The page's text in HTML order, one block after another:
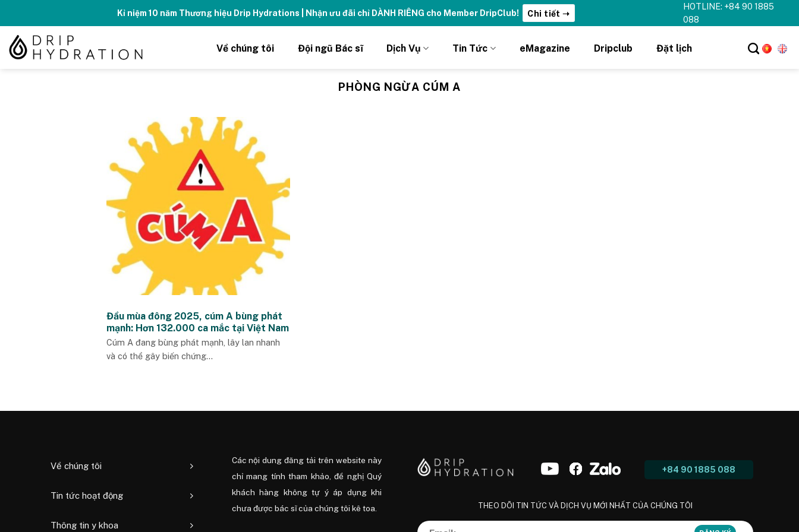
content
Kỉ niệm 10 năm Thương hiệu Drip Hydrations | Nhận ưu đãi chỉ DÀNH RIÊNG cho Member DripClub! Chi tiết ➝
HOTLINE: +84 90 1885
088
Về chúng tôi Đội ngũ Bác sĩ Dịch Vụ Tin Tức eMagazine Dripclub Đặt lịch
PHÒNG NGỪA CÚM A
Đầu mùa đông 2025, cúm A bùng phát
mạnh: Hơn 132.000 ca mắc tại Việt Nam
Cúm A đang bùng phát mạnh, lây lan nhanh
và có thể gây biến chứng...
Về chúng tôi
Tin tức hoạt động
Thông tin y khoa
Các nội dung đăng tải trên website này
chỉ mang tính tham khảo, đề nghị Quý
khách hàng không tự ý áp dụng khi
chưa được bác sĩ của chúng tôi kê toa.
+84 90 1885 088
THEO DÕI TIN TỨC VÀ DỊCH VỤ MỚI NHẤT CỦA CHÚNG TÔI